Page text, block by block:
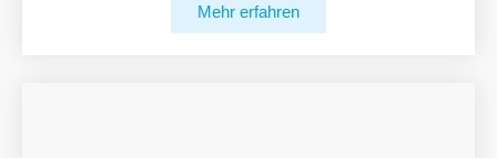
Mehr erfahren